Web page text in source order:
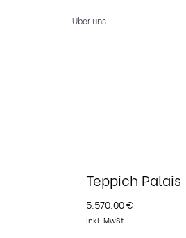
Über uns
Teppich Palais
5.570,00 €Preis
inkl. MwSt.